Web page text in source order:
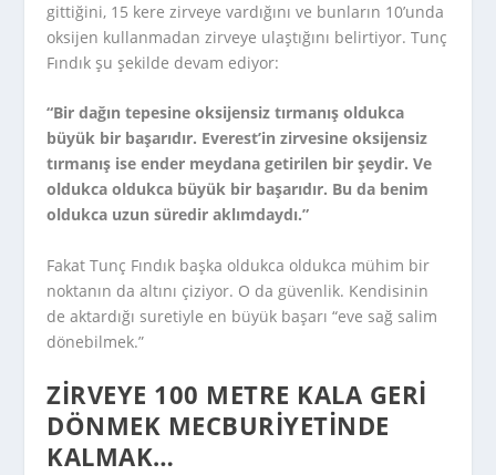
gittiğini, 15 kere zirveye vardığını ve bunların 10’unda
oksijen kullanmadan zirveye ulaştığını belirtiyor. Tunç
Fındık şu şekilde devam ediyor:
“Bir dağın tepesine oksijensiz tırmanış oldukca
büyük bir başarıdır. Everest’in zirvesine oksijensiz
tırmanış ise ender meydana getirilen bir şeydir. Ve
oldukca oldukca büyük bir başarıdır. Bu da benim
oldukca uzun süredir aklımdaydı.”
Fakat Tunç Fındık başka oldukca oldukca mühim bir
noktanın da altını çiziyor. O da güvenlik. Kendisinin
de aktardığı suretiyle en büyük başarı “eve sağ salim
dönebilmek.”
ZIRVEYE 100 METRE KALA GERI
DÖNMEK MECBURIYETINDE
KALMAK…